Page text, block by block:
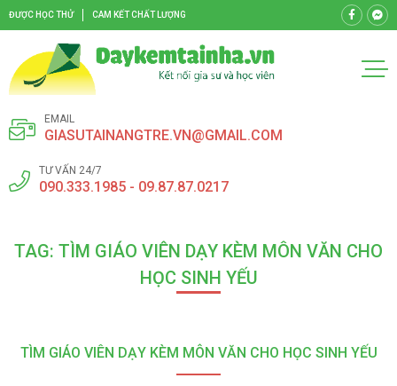
ĐƯỢC HỌC THỬ CAM KẾT CHẤT LƯỢNG
EMAIL
GIASUTAINANGTRE.VN@GMAIL.COM
TƯ VẤN 24/7
090.333.1985 - 09.87.87.0217
TAG: TÌM GIÁO VIÊN DẠY KÈM MÔN VĂN CHO
HỌC SINH YẾU
TÌM GIÁO VIÊN DẠY KÈM MÔN VĂN CHO HỌC SINH YẾU